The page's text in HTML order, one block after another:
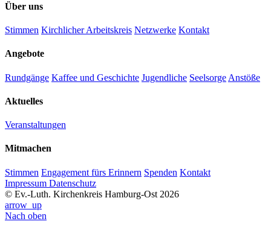
Über uns
Stimmen Kirchlicher Arbeitskreis Netzwerke Kontakt
Angebote
Rundgänge Kaffee und Geschichte Jugendliche Seelsorge Anstöße
Aktuelles
Veranstaltungen
Mitmachen
Stimmen Engagement fürs Erinnern Spenden Kontakt
Impressum Datenschutz
© Ev.-Luth. Kirchenkreis Hamburg-Ost 2026
arrow_up
Nach oben